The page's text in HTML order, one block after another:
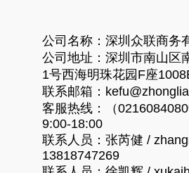
公司名称：深圳众联商务
公司地址：深圳市南山区
1号西海明珠花园F座
联系邮箱：
客服热线：（
9:00-18:00
联系人员：张芮健 /
13818747269